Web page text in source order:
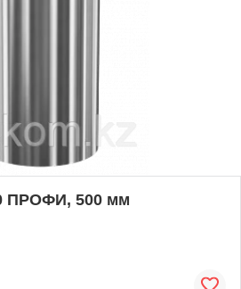
ПРОФИ, 500 мм